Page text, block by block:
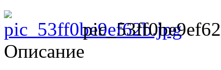
Описание